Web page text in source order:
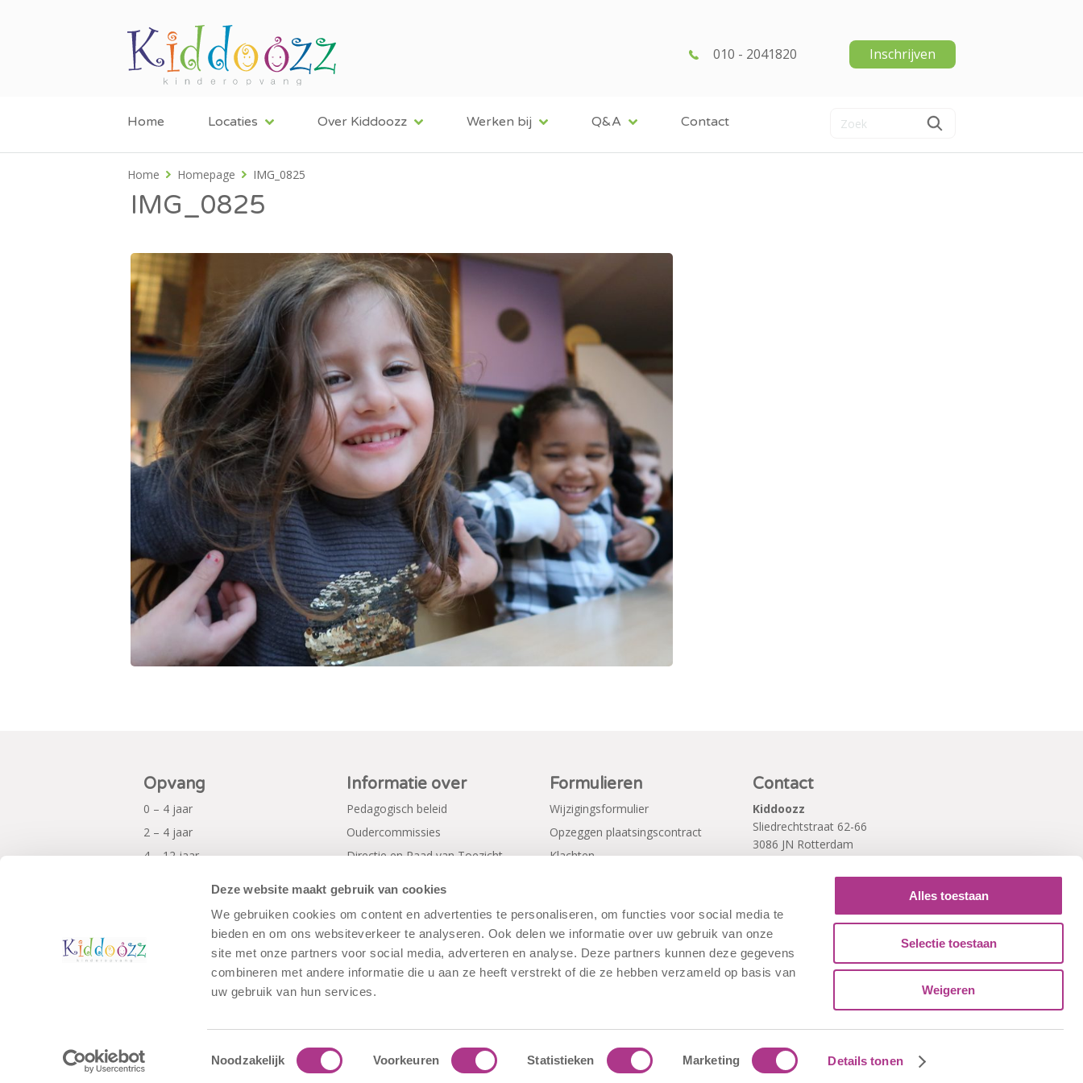
Deze website maakt gebruik van cookies
We gebruiken cookies om content en advertenties te personaliseren, om functies voor social media te
bieden en om ons websiteverkeer te analyseren. Ook delen we informatie over uw gebruik van onze
site met onze partners voor social media, adverteren en analyse. Deze partners kunnen deze gegevens
combineren met andere informatie die u aan ze heeft verstrekt of die ze hebben verzameld op basis van
uw gebruik van hun services.
Toestemmingsselectie
Noodzakelijk Voorkeuren Statistieken Marketing Details tonen
Alles toestaan
Selectie toestaan
Weigeren
010 - 2041820 Inschrijven
Home Locaties Over Kiddoozz Werken bij Q&A Contact
Home Homepage IMG_0825
IMG_0825
Opvang
0 – 4 jaar
2 – 4 jaar
4 – 12 jaar
Informatie over
Pedagogisch beleid
Oudercommissies
Directie en Raad van Toezicht
Formulieren
Wijzigingsformulier
Opzeggen plaatsingscontract
Klachten
Contact
Kiddoozz
Sliedrechtstraat 62-66
3086 JN Rotterdam
© Copyright - Kiddoozz Algemene Voorwaarden|Disclaimer | Cookiebeleid